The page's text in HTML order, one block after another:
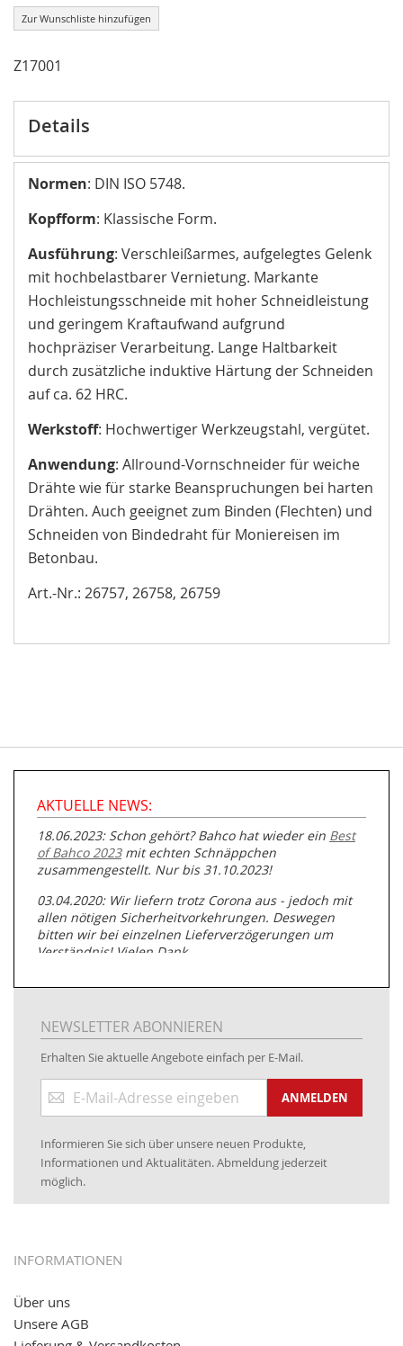
Zur Wunschliste hinzufügen
Z17001
Details
Normen: DIN ISO 5748.
Kopfform: Klassische Form.
Ausführung: Verschleißarmes, aufgelegtes Gelenk
mit hochbelastbarer Vernietung. Markante
Hochleistungsschneide mit hoher Schneidleistung
und geringem Kraftaufwand aufgrund
hochpräziser Verarbeitung. Lange Haltbarkeit
durch zusätzliche induktive Härtung der Schneiden
auf ca. 62 HRC.
Werkstoff: Hochwertiger Werkzeugstahl, vergütet.
Anwendung: Allround-Vornschneider für weiche
Drähte wie für starke Beanspruchungen bei harten
Drähten. Auch geeignet zum Binden (Flechten) und
Schneiden von Bindedraht für Moniereisen im
Betonbau.
Art.-Nr.: 26757, 26758, 26759
AKTUELLE NEWS:
18.06.2023: Schon gehört? Bahco hat wieder ein Best
of Bahco 2023mit echten Schnäppchen
zusammengestellt. Nur bis 31.10.2023!
03.04.2020: Wir liefern trotz Corona aus - jedoch mit
allen nötigen Sicherheitvorkehrungen. Deswegen
bitten wir bei einzelnen Lieferverzögerungen um
Verständnis! Vielen Dank.
05.07.2019: Neuester Zugang zu unserer
Rohrbearbeitung
01.06.2019: Individuell
bedruckte Kabeltrommeln
www.kabeltrommeln-versand.de/Kabelbedruckung
04.11.2018: Überarbeitung der Corporate Identity (CI)
16.01.2017:JETZT NEU- Visa & MasterCard (inkl.
Maestro)
12.01.2017:JETZT NEU- giropay, SOFORT-Überweisung
05.09.2016: NEUE Topseller bei
11.08.2016: Gerade entsteht unser "neuer"
Partnershop
Online-Shop für einfaches Transportieren. Einfach
NEWSLETTER ABONNIEREN
Erhalten Sie aktuelle Angebote einfach per E-Mail.
zum
ANMELDEN
Informieren Sie sich über unsere neuen Produkte,
Informationen und Aktualitäten. Abmeldung jederzeit
möglich.
INFORMATIONEN
Über uns
Unsere AGB